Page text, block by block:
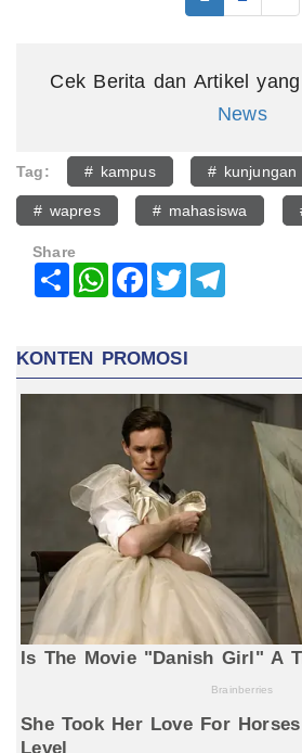
Cek Berita dan Artikel
News
Tag: # kampus # kunjungan
# wapres # mahasiswa
Share
Share WhatsAppFacebook
Twitter